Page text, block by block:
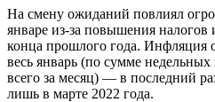
На смену ожиданий повлиял
январе из-за повышения
конца прошлого года. Инфляция
весь январь (по сумме
всего за месяц) — в последний
лишь в марте 2022 года.